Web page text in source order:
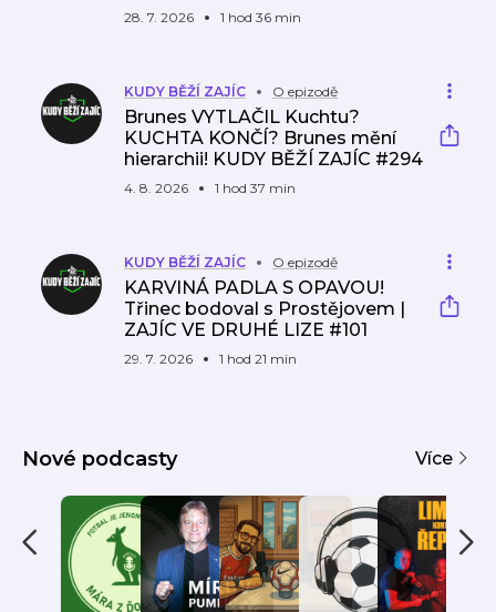
28. 7. 2026 1 hod 36 min
KUDY BĚŽÍ ZAJÍC O epizodě
Brunes VYTLAČIL Kuchtu?
KUCHTA KONČÍ? Brunes mění
hierarchii! KUDY BĚŽÍ ZAJÍC #294
4. 8. 2026 1 hod 37 min
KUDY BĚŽÍ ZAJÍC O epizodě
KARVINÁ PADLA S OPAVOU!
Třinec bodoval s Prostějovem |
ZAJÍC VE DRUHÉ LIZE #101
29. 7. 2026 1 hod 21 min
Nové podcasty Více